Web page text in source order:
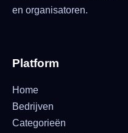
en organisatoren.
Platform
Home
Bedrijven
Categorieën